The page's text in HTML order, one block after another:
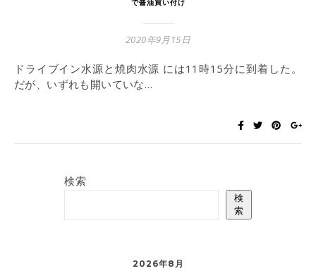
で醤油買い付け
2020年9月15日
ドライブイン水源と焼肉水源 には11時15分に到着した。
だが、いずれも開いていな…
検索
検
索
2026年8月